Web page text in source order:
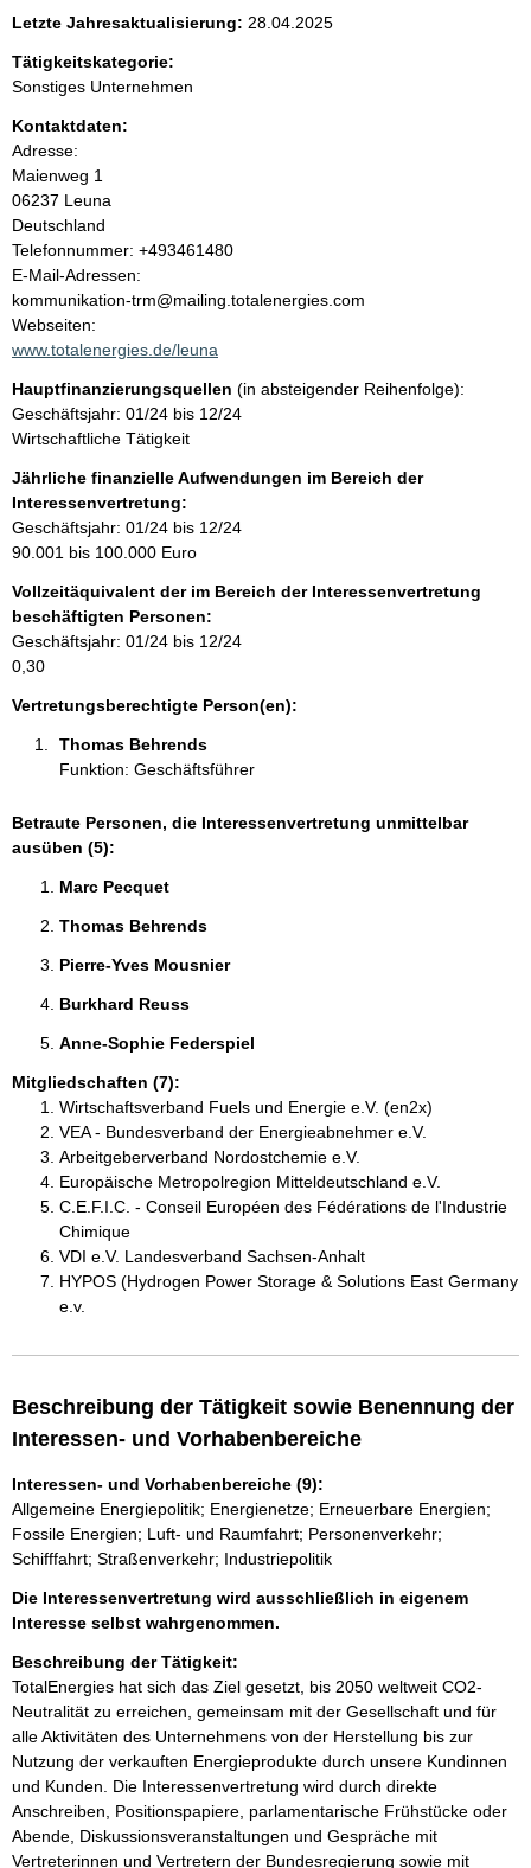
n
i
n
h
a
l
t
Letzte Jahresaktualisierung: 28.04.2025
Tätigkeitskategorie:
Sonstiges Unternehmen
Kontaktdaten:
Adresse:
Maienweg 1
06237 Leuna
Deutschland
K
o
n
t
a
t
i
n
f
o
r
m
t
i
o
n
e
Telefonnummer: +493461480
E-Mail-Adressen:
kommunikation-trm@mailing.totalenergies.com
Webseiten:
www.totalenergies.de/leuna
Hauptfinanzierungsquellen (in absteigender Reihenfolge):
Geschäftsjahr: 01/24 bis 12/24
Wirtschaftliche Tätigkeit
Jährliche finanzielle Aufwendungen im Bereich der
Interessenvertretung:
Geschäftsjahr: 01/24 bis 12/24
90.001 bis 100.000 Euro
Vollzeitäquivalent der im Bereich der Interessenvertretung
beschäftigten Personen:
Geschäftsjahr: 01/24 bis 12/24
0,30
Vertretungsberechtigte Person(en):
Thomas Behrends
Funktion: Geschäftsführer
Betraute Personen, die Interessenvertretung unmittelbar
ausüben (5):
Marc Pecquet
Thomas Behrends
Pierre-Yves Mousnier
Burkhard Reuss
Anne-Sophie Federspiel
Mitgliedschaften (7):
Wirtschaftsverband Fuels und Energie e.V. (en2x)
VEA - Bundesverband der Energieabnehmer e.V.
Arbeitgeberverband Nordostchemie e.V.
Europäische Metropolregion Mitteldeutschland e.V.
C.E.F.I.C. - Conseil Européen des Fédérations de l'Industrie
Chimique
VDI e.V. Landesverband Sachsen-Anhalt
HYPOS (Hydrogen Power Storage & Solutions East Germany
e.v.
Beschreibung der Tätigkeit sowie Benennung der
Interessen- und Vorhabenbereiche
Interessen- und Vorhabenbereiche (9):
Allgemeine Energiepolitik; Energienetze; Erneuerbare Energien;
Fossile Energien; Luft- und Raumfahrt; Personenverkehr;
Schifffahrt; Straßenverkehr; Industriepolitik
Die Interessenvertretung wird ausschließlich in eigenem
Interesse selbst wahrgenommen.
Beschreibung der Tätigkeit:
TotalEnergies hat sich das Ziel gesetzt, bis 2050 weltweit CO2-
Neutralität zu erreichen, gemeinsam mit der Gesellschaft und für
alle Aktivitäten des Unternehmens von der Herstellung bis zur
Nutzung der verkauften Energieprodukte durch unsere Kundinnen
und Kunden. Die Interessenvertretung wird durch direkte
Anschreiben, Positionspapiere, parlamentarische Frühstücke oder
Abende, Diskussionsveranstaltungen und Gespräche mit
Vertreterinnen und Vertretern der Bundesregierung sowie mit